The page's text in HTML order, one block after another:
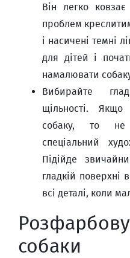
Він легко
проблем
і насичені темні
для дітей і
намалювати
Вибирайте
щільності.
собаку, то не
спеціальний
Підійде
гладкій поверхні
всі деталі, коли
собаки